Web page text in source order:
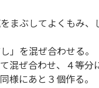
まぶしてよくもみ、
」を混ぜ合わせる。
混ぜ合わせ、４等分
様にあと３個作る。